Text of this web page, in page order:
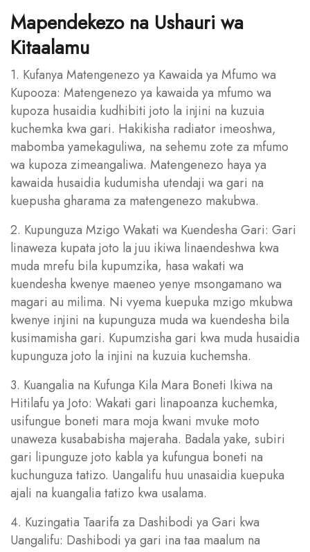
Mapendekezo na Ushauri wa
Kitaalamu
1. Kufanya Matengenezo ya Kawaida ya Mfumo wa
Kupooza: Matengenezo ya kawaida ya mfumo wa
kupoza husaidia kudhibiti joto la injini na kuzuia
kuchemka kwa gari. Hakikisha radiator imeoshwa,
mabomba yamekaguliwa, na sehemu zote za mfumo
wa kupoza zimeangaliwa. Matengenezo haya ya
kawaida husaidia kudumisha utendaji wa gari na
kuepusha gharama za matengenezo makubwa.
2. Kupunguza Mzigo Wakati wa Kuendesha Gari: Gari
linaweza kupata joto la juu ikiwa linaendeshwa kwa
muda mrefu bila kupumzika, hasa wakati wa
kuendesha kwenye maeneo yenye msongamano wa
magari au milima. Ni vyema kuepuka mzigo mkubwa
kwenye injini na kupunguza muda wa kuendesha bila
kusimamisha gari. Kupumzisha gari kwa muda husaidia
kupunguza joto la injini na kuzuia kuchemsha.
3. Kuangalia na Kufunga Kila Mara Boneti Ikiwa na
Hitilafu ya Joto: Wakati gari linapoanza kuchemka,
usifungue boneti mara moja kwani mvuke moto
unaweza kusababisha majeraha. Badala yake, subiri
gari lipunguze joto kabla ya kufungua boneti na
kuchunguza tatizo. Uangalifu huu unasaidia kuepuka
ajali na kuangalia tatizo kwa usalama.
4. Kuzingatia Taarifa za Dashibodi ya Gari kwa
Uangalifu: Dashibodi ya gari ina taa maalum na